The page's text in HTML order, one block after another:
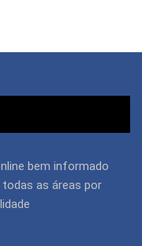
bem informado
as áreas por